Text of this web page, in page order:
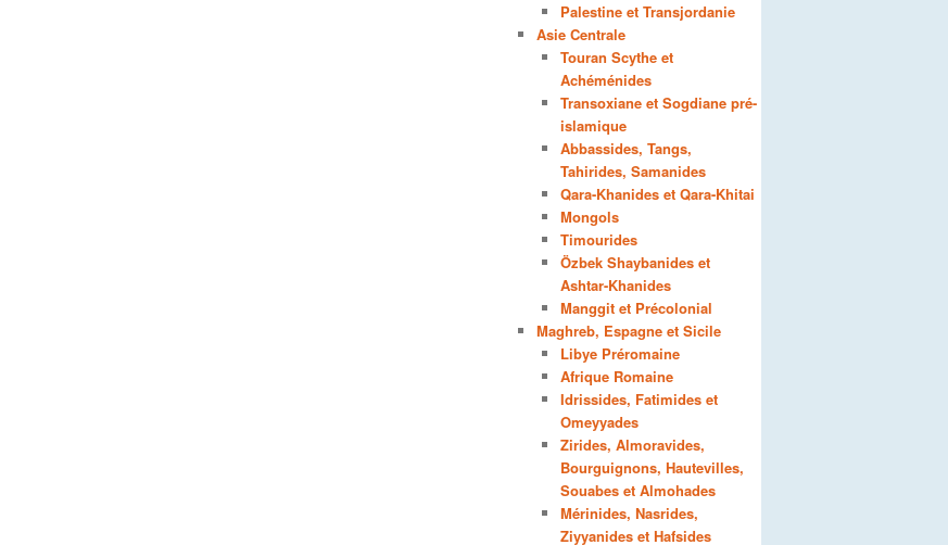
Palestine et Transjordanie
Asie Centrale
Touran Scythe et
Achéménides
Transoxiane et Sogdiane pré-
islamique
Abbassides, Tangs,
Tahirides, Samanides
Qara-Khanides et Qara-Khitai
Mongols
Timourides
Özbek Shaybanides et
Ashtar-Khanides
Manggit et Précolonial
Maghreb, Espagne et Sicile
Libye Préromaine
Afrique Romaine
Idrissides, Fatimides et
Omeyyades
Zirides, Almoravides,
Bourguignons, Hautevilles,
Souabes et Almohades
Mérinides, Nasrides,
Ziyyanides et Hafsides